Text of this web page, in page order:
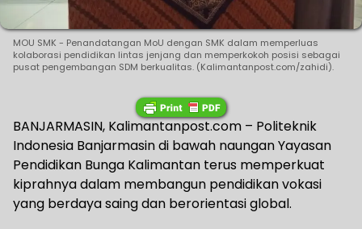
MOU SMK - Penandatangan MoU dengan SMK dalam memperluas
kolaborasi pendidikan lintas jenjang dan memperkokoh posisi sebagai
pusat pengembangan SDM berkualitas. (Kalimantanpost.com/zahidi).
BANJARMASIN, Kalimantanpost.com – Politeknik
Indonesia Banjarmasin di bawah naungan Yayasan
Pendidikan Bunga Kalimantan terus memperkuat
kiprahnya dalam membangun pendidikan vokasi
yang berdaya saing dan berorientasi global.